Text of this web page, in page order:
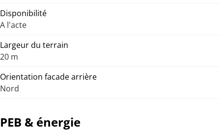
Disponibilité
A l'acte
Largeur du terrain
20 m
Orientation facade arrière
Nord
PEB & énergie